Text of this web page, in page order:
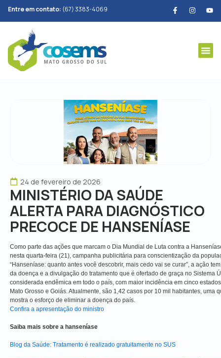
Entre em contato: (67) 3383-4069
24 de fevereiro de 2026
MINISTÉRIO DA SAÚDE
ALERTA PARA DIAGNÓSTICO
PRECOCE DE HANSENÍASE
Como parte das ações que marcam o Dia Mundial de Luta contra a
nesta quarta-feira (21), campanha publicitária para conscientização da
“Hanseníase: quanto antes você descobrir, mais cedo vai se curar”, a ação
da doença e a divulgação do tratamento que é ofertado de graça no Sistema
considerada endêmica em todo o país, com maior incidência em cinco
Mato Grosso e Goiás. Atualmente, são 1,42 casos por 10 mil habitantes, uma
mostra o esforço de eliminar a doença do país.
Confira a apresentação do ministro
Saiba mais sobre a hanseníase
Blog da Saúde: Tratamento é realizado gratuitamente no SUS